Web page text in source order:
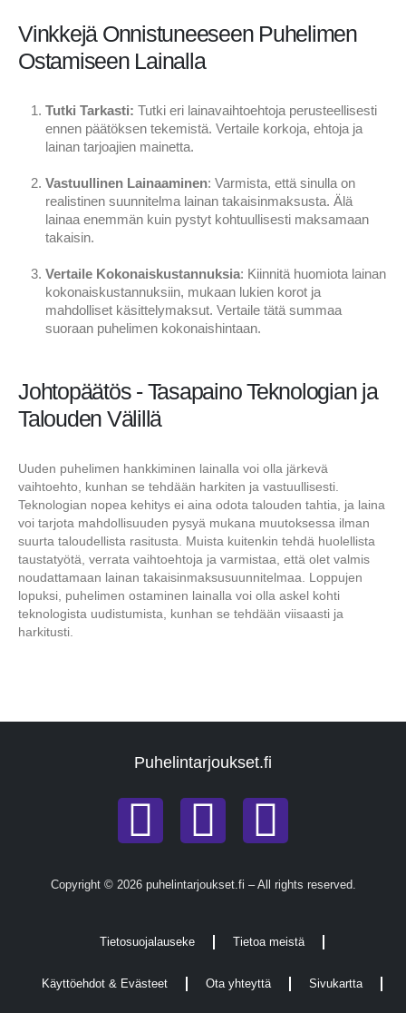
Vinkkejä Onnistuneeseen Puhelimen
Ostamiseen Lainalla
Tutki Tarkasti: Tutki eri lainavaihtoehtoja perusteellisesti
ennen päätöksen tekemistä. Vertaile korkoja, ehtoja ja
lainan tarjoajien mainetta.
Vastuullinen Lainaaminen: Varmista, että sinulla on
realistinen suunnitelma lainan takaisinmaksusta. Älä
lainaa enemmän kuin pystyt kohtuullisesti maksamaan
takaisin.
Vertaile Kokonaiskustannuksia: Kiinnitä huomiota lainan
kokonaiskustannuksiin, mukaan lukien korot ja
mahdolliset käsittelymaksut. Vertaile tätä summaa
suoraan puhelimen kokonaishintaan.
Johtopäätös - Tasapaino Teknologian ja
Talouden Välillä
Uuden puhelimen hankkiminen lainalla voi olla järkevä
vaihtoehto, kunhan se tehdään harkiten ja vastuullisesti.
Teknologian nopea kehitys ei aina odota talouden tahtia, ja laina
voi tarjota mahdollisuuden pysyä mukana muutoksessa ilman
suurta taloudellista rasitusta. Muista kuitenkin tehdä huolellista
taustatyötä, verrata vaihtoehtoja ja varmistaa, että olet valmis
noudattamaan lainan takaisinmaksusuunnitelmaa. Loppujen
lopuksi, puhelimen ostaminen lainalla voi olla askel kohti
teknologista uudistumista, kunhan se tehdään viisaasti ja
harkitusti.
Puhelintarjoukset.fi
Copyright © 2026 puhelintarjoukset.fi – All rights reserved.
Tietosuojalauseke Tietoa meistä
Käyttöehdot & Evästeet Ota yhteyttä Sivukartta